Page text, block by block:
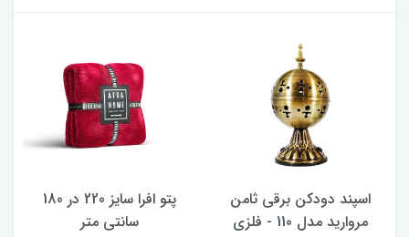
اسپند دودکن برقی ثامن
مروارید مدل 110 - فلزی
پتو افرا سایز 220 در 180
سانتی متر